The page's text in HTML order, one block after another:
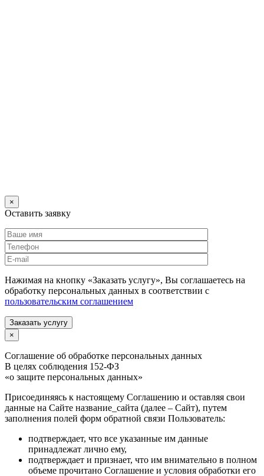
×
Оставить заявку
Нажимая на кнопку «Заказать услугу», Вы соглашаетесь на
обработку персональных данных в соответствии с
пользовательским соглашением
Заказать услугу
×
Соглашение об обработке персональных данных
В целях соблюдения 152-ФЗ
«о защите персональных данных»
Присоединяясь к настоящему Соглашению и оставляя свои
данные на Сайте название_сайта (далее – Сайт), путем
заполнения полей форм обратной связи Пользователь:
подтверждает, что все указанные им данные
принадлежат лично ему,
подтверждает и признает, что им внимательно в полном
объеме прочитано Соглашение и условия обработки его